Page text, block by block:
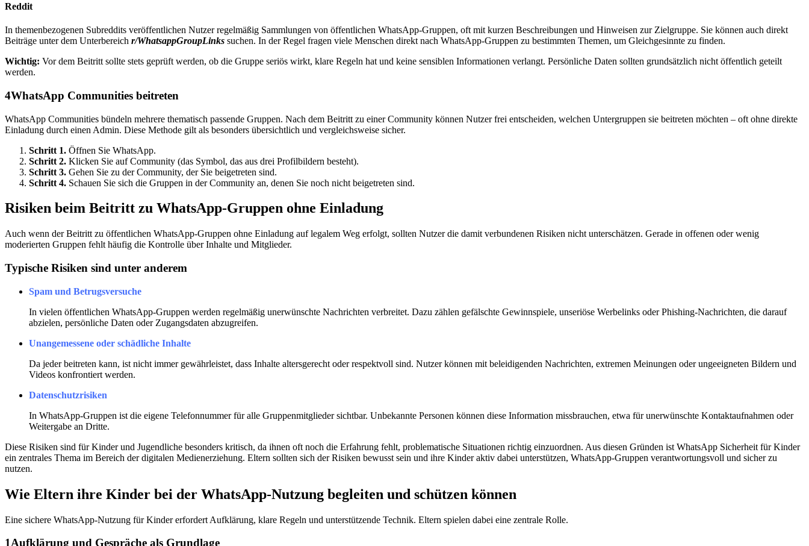
Reddit
In themenbezogenen Subreddits veröffentlichen Nutzer regelmäßig Sammlungen von öffentlichen WhatsApp-Gruppen, oft mit kurzen Beschreibungen und Hinweisen zur Zielgruppe. Sie können auch direkt
Beiträge unter dem Unterbereich r/WhatsappGroupLinks suchen. In der Regel fragen viele Menschen direkt nach WhatsApp-Gruppen zu bestimmten Themen, um Gleichgesinnte zu finden.
Wichtig: Vor dem Beitritt sollte stets geprüft werden, ob die Gruppe seriös wirkt, klare Regeln hat und keine sensiblen Informationen verlangt. Persönliche Daten sollten grundsätzlich nicht öffentlich geteilt
werden.
4WhatsApp Communities beitreten
WhatsApp Communities bündeln mehrere thematisch passende Gruppen. Nach dem Beitritt zu einer Community können Nutzer frei entscheiden, welchen Untergruppen sie beitreten möchten – oft ohne direkte
Einladung durch einen Admin. Diese Methode gilt als besonders übersichtlich und vergleichsweise sicher.
Schritt 1. Öffnen Sie WhatsApp.
Schritt 2. Klicken Sie auf Community (das Symbol, das aus drei Profilbildern besteht).
Schritt 3. Gehen Sie zu der Community, der Sie beigetreten sind.
Schritt 4. Schauen Sie sich die Gruppen in der Community an, denen Sie noch nicht beigetreten sind.
Risiken beim Beitritt zu WhatsApp-Gruppen ohne Einladung
Auch wenn der Beitritt zu öffentlichen WhatsApp-Gruppen ohne Einladung auf legalem Weg erfolgt, sollten Nutzer die damit verbundenen Risiken nicht unterschätzen. Gerade in offenen oder wenig
moderierten Gruppen fehlt häufig die Kontrolle über Inhalte und Mitglieder.
Typische Risiken sind unter anderem
Spam und Betrugsversuche
In vielen öffentlichen WhatsApp-Gruppen werden regelmäßig unerwünschte Nachrichten verbreitet. Dazu zählen gefälschte Gewinnspiele, unseriöse Werbelinks oder Phishing-Nachrichten, die darauf
abzielen, persönliche Daten oder Zugangsdaten abzugreifen.
Unangemessene oder schädliche Inhalte
Da jeder beitreten kann, ist nicht immer gewährleistet, dass Inhalte altersgerecht oder respektvoll sind. Nutzer können mit beleidigenden Nachrichten, extremen Meinungen oder ungeeigneten Bildern und
Videos konfrontiert werden.
Datenschutzrisiken
In WhatsApp-Gruppen ist die eigene Telefonnummer für alle Gruppenmitglieder sichtbar. Unbekannte Personen können diese Information missbrauchen, etwa für unerwünschte Kontaktaufnahmen oder
Weitergabe an Dritte.
Diese Risiken sind für Kinder und Jugendliche besonders kritisch, da ihnen oft noch die Erfahrung fehlt, problematische Situationen richtig einzuordnen. Aus diesen Gründen ist WhatsApp Sicherheit für Kinder
ein zentrales Thema im Bereich der digitalen Medienerziehung. Eltern sollten sich der Risiken bewusst sein und ihre Kinder aktiv dabei unterstützen, WhatsApp-Gruppen verantwortungsvoll und sicher zu
nutzen.
Wie Eltern ihre Kinder bei der WhatsApp-Nutzung begleiten und schützen können
Eine sichere WhatsApp-Nutzung für Kinder erfordert Aufklärung, klare Regeln und unterstützende Technik. Eltern spielen dabei eine zentrale Rolle.
1Aufklärung und Gespräche als Grundlage